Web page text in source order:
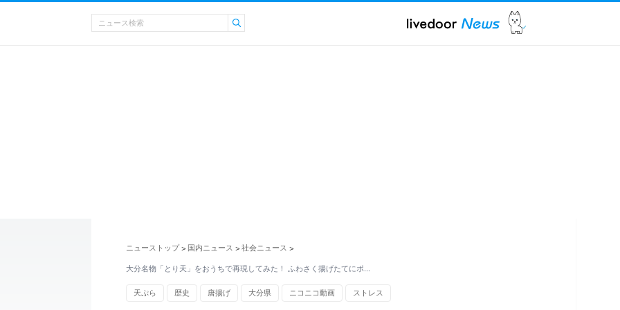
ニューストップ > 国内ニュース > 社会ニュース >
大分名物「とり天」をおうちで再現してみた！ ふわさく揚げたてにポ…
天ぷら 歴史 唐揚げ 大分県 ニコニコ動画 ストレス